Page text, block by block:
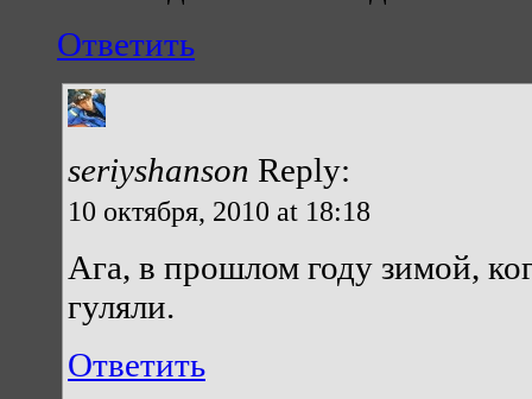
Ответить
seriyshanson Reply:
10 октября, 2010 at 18:18
Ага, в прошлом году зимой,
гуляли.
Ответить